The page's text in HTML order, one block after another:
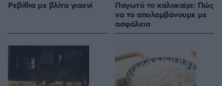
Ρεβίθια με βλίτα γιαχνί
Παγωτό το καλοκαίρι: Πώς
να το απολαμβάνουμε με
ασφάλεια